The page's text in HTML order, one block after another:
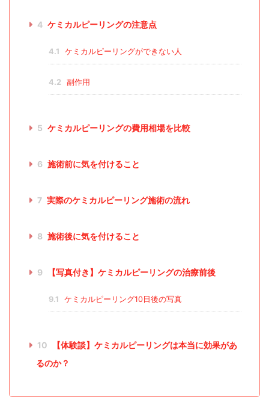
4 ケミカルピーリングの注意点
4.1 ケミカルピーリングができない人
4.2 副作用
5 ケミカルピーリングの費用相場を比較
6 施術前に気を付けること
7 実際のケミカルピーリング施術の流れ
8 施術後に気を付けること
9 【写真付き】ケミカルピーリングの治療前後
9.1 ケミカルピーリング10日後の写真
10
【体験談】ケミカルピーリングは本当に効果があ
るのか？